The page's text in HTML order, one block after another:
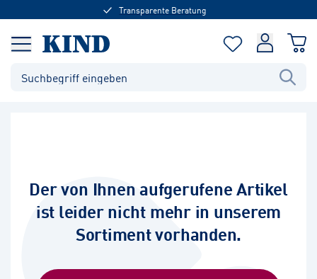
Transparente Beratung
Der von Ihnen aufgerufene Artikel
ist leider nicht mehr in unserem
Sortiment vorhanden.